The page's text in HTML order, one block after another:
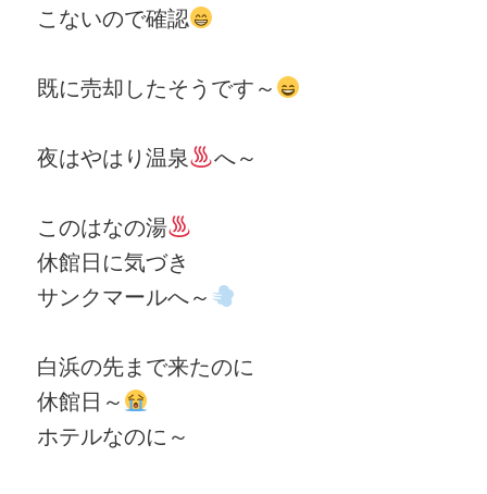
こないので確認
既に売却したそうです～
夜はやはり温泉 へ～
このはなの湯
休館日に気づき
サンクマールへ～
白浜の先まで来たのに
休館日～
ホテルなのに～